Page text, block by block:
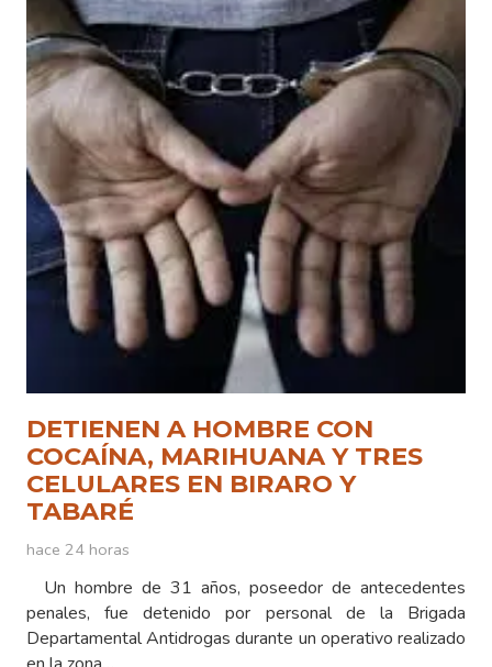
DETIENEN A HOMBRE CON
COCAÍNA, MARIHUANA Y TRES
CELULARES EN BIRARO Y
TABARÉ
hace 24 horas
Un hombre de 31 años, poseedor de antecedentes
penales, fue detenido por personal de la Brigada
Departamental Antidrogas durante un operativo realizado